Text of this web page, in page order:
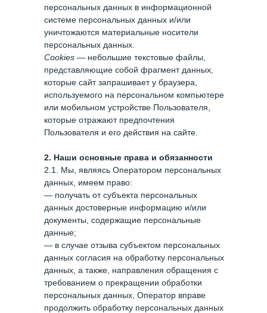
персональных данных в информационной
системе персональных данных и/или
уничтожаются материальные носители
персональных данных.
Cookies — небольшие текстовые файлы,
представляющие собой фрагмент данных,
которые сайт запрашивает у браузера,
используемого на персональном компьютере
или мобильном устройстве Пользователя,
которые отражают предпочтения
Пользователя и его действия на сайте.
2. Наши основные права и обязанности
2.1. Мы, являясь Оператором персональных
данных, имеем право:
— получать от субъекта персональных
данных достоверные информацию и/или
документы, содержащие персональные
данные;
— в случае отзыва субъектом персональных
данных согласия на обработку персональных
данных, а также, направления обращения с
требованием о прекращении обработки
персональных данных, Оператор вправе
продолжить обработку персональных данных